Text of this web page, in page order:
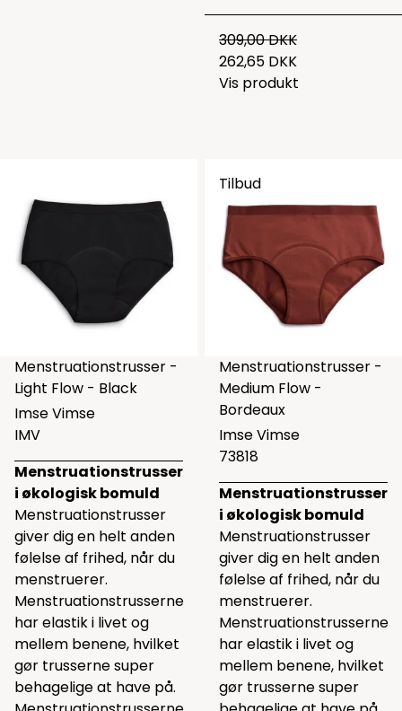
309,00 DKK
262,65 DKK
Vis produkt
Menstruationstrusser -
Light Flow - Black
Imse Vimse
IMV
Menstruationstrusser
i økologisk bomuld
Menstruationstrusser
giver dig en helt anden
følelse af frihed, når du
menstruerer.
Menstruationstrusserne
har elastik i livet og
mellem benene, hvilket
gør trusserne super
behagelige at have på.
Tilbud
Menstruationstrusser -
Medium Flow -
Bordeaux
Imse Vimse
73818
Menstruationstrusser
i økologisk bomuld
Menstruationstrusser
giver dig en helt anden
følelse af frihed, når du
menstruerer.
Menstruationstrusserne
har elastik i livet og
mellem benene, hvilket
gør trusserne super